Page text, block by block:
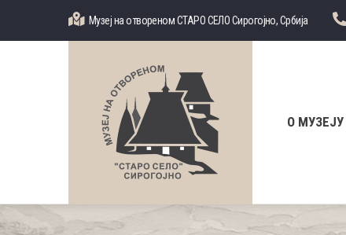
Музеј на отвореном СТАРО СЕЛО Сирогојно, Србија
навигација
О МУЗЕЈУ